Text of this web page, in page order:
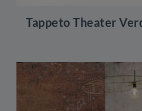
Tappeto Theater